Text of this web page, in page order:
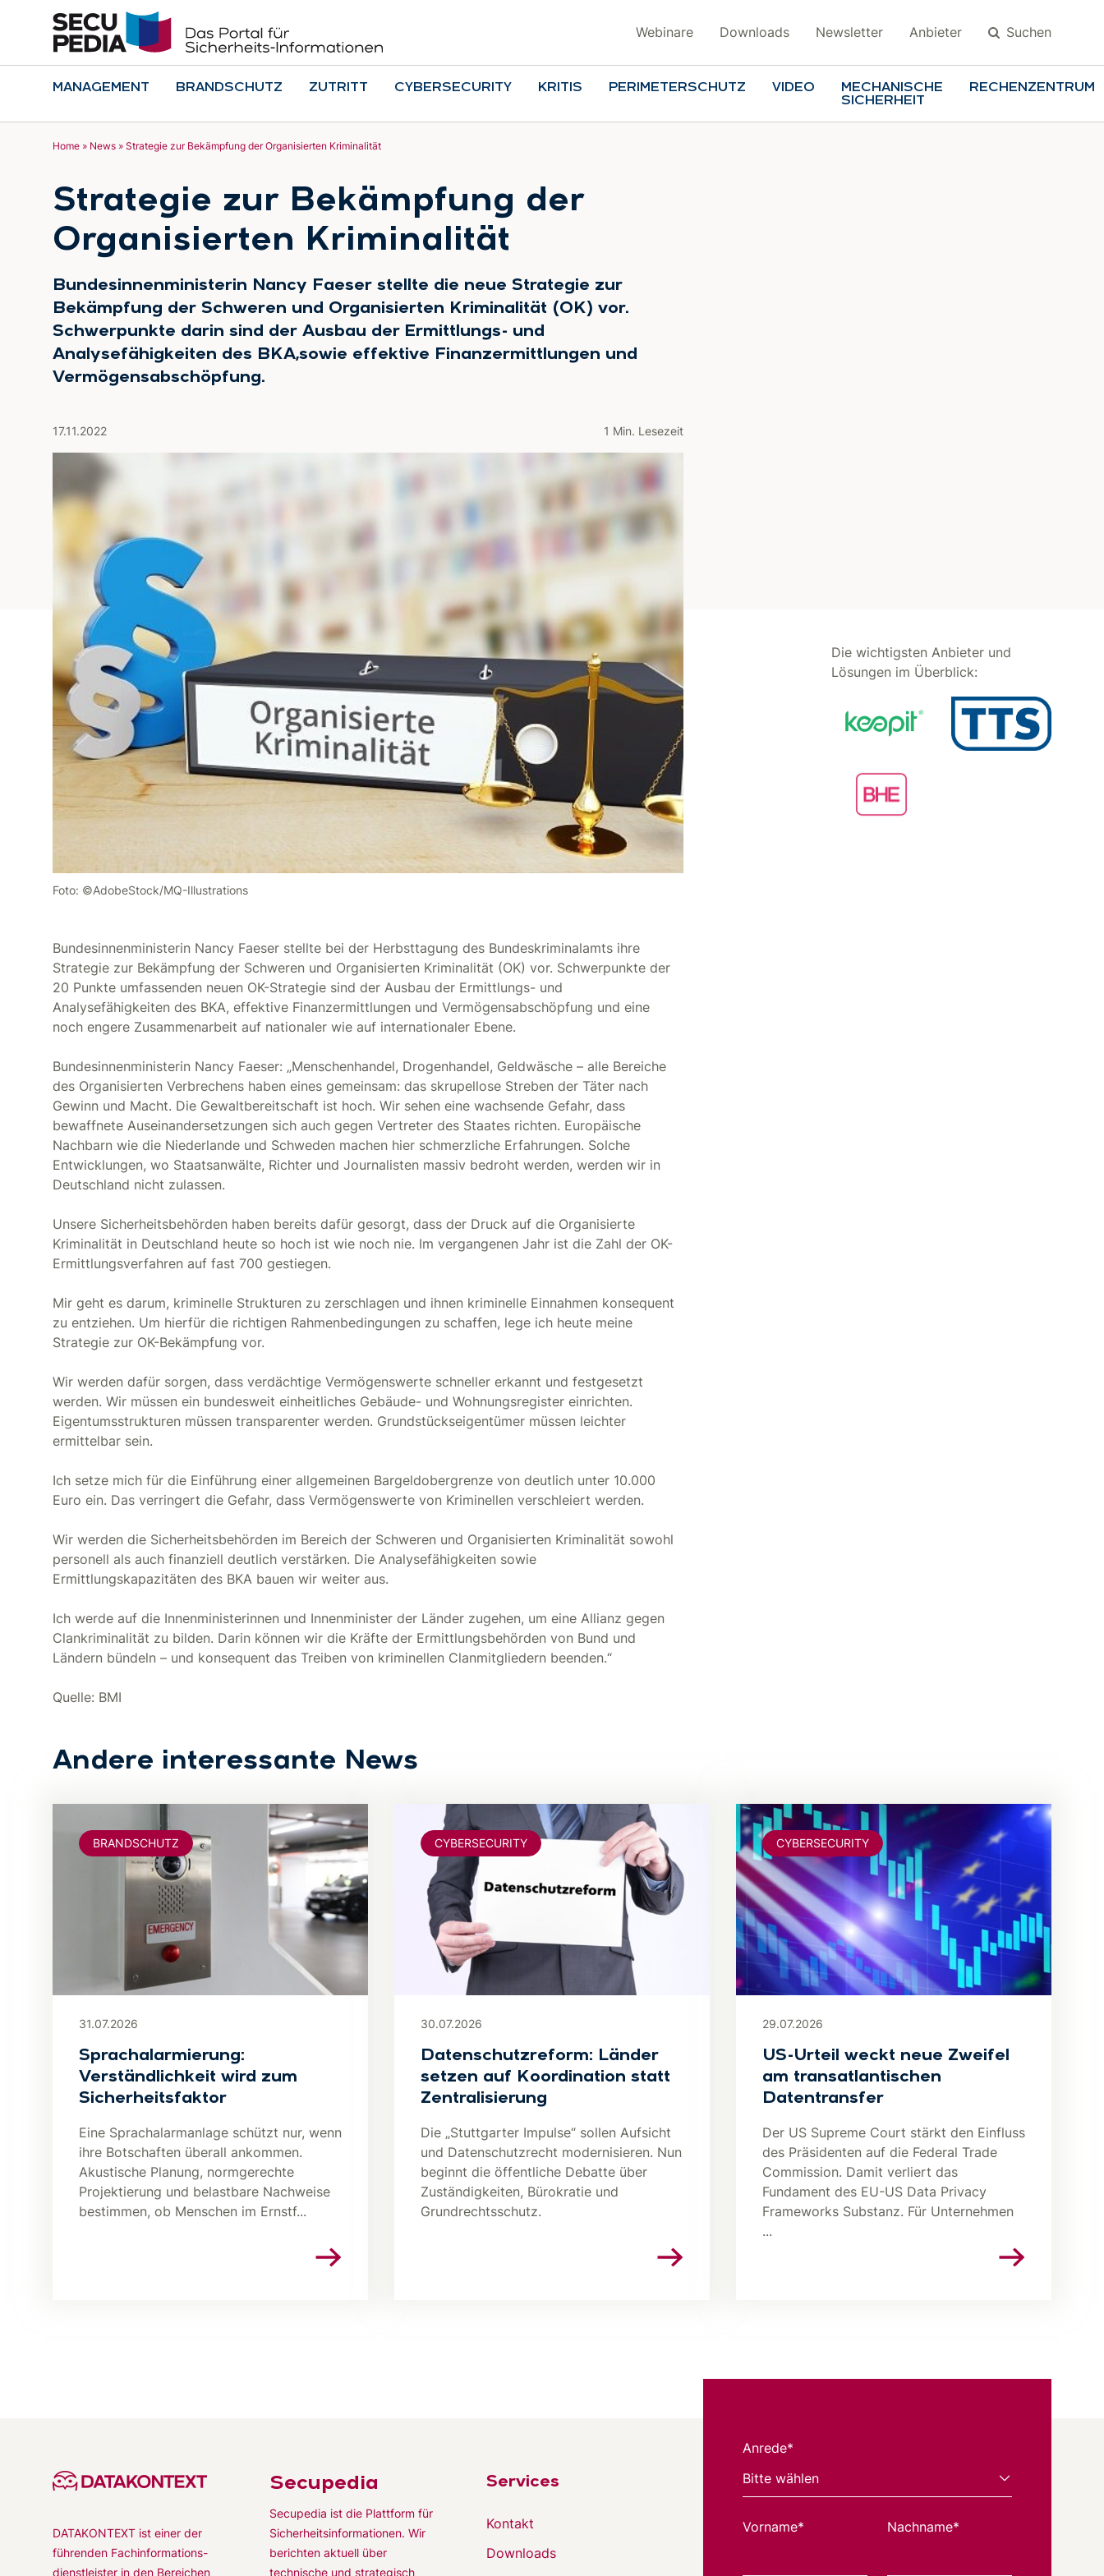
Webinare Downloads Newsletter Anbieter Suchen
MANAGEMENT BRANDSCHUTZ ZUTRITT CYBERSECURITY KRITIS PERIMETERSCHUTZ VIDEO
MECHANISCHE
SICHERHEIT
RECHENZENTRUM
Home » News » Strategie zur Bekämpfung der Organisierten Kriminalität
Strategie zur Bekämpfung der
Organisierten Kriminalität
Bundesinnenministerin Nancy Faeser stellte die neue Strategie zur
Bekämpfung der Schweren und Organisierten Kriminalität (OK) vor.
Schwerpunkte darin sind der Ausbau der Ermittlungs- und
Analysefähigkeiten des BKA,sowie effektive Finanzermittlungen und
Vermögensabschöpfung.
17.11.2022 1 Min. Lesezeit
Foto: ©AdobeStock/MQ-Illustrations
Bundesinnenministerin Nancy Faeser stellte bei der Herbsttagung des Bundeskriminalamts ihre
Strategie zur Bekämpfung der Schweren und Organisierten Kriminalität (OK) vor. Schwerpunkte der
20 Punkte umfassenden neuen OK-Strategie sind der Ausbau der Ermittlungs- und
Analysefähigkeiten des BKA, effektive Finanzermittlungen und Vermögensabschöpfung und eine
noch engere Zusammenarbeit auf nationaler wie auf internationaler Ebene.
Bundesinnenministerin Nancy Faeser: „Menschenhandel, Drogenhandel, Geldwäsche – alle Bereiche
des Organisierten Verbrechens haben eines gemeinsam: das skrupellose Streben der Täter nach
Gewinn und Macht. Die Gewaltbereitschaft ist hoch. Wir sehen eine wachsende Gefahr, dass
bewaffnete Auseinandersetzungen sich auch gegen Vertreter des Staates richten. Europäische
Nachbarn wie die Niederlande und Schweden machen hier schmerzliche Erfahrungen. Solche
Entwicklungen, wo Staatsanwälte, Richter und Journalisten massiv bedroht werden, werden wir in
Deutschland nicht zulassen.
Unsere Sicherheitsbehörden haben bereits dafür gesorgt, dass der Druck auf die Organisierte
Kriminalität in Deutschland heute so hoch ist wie noch nie. Im vergangenen Jahr ist die Zahl der OK-
Ermittlungsverfahren auf fast 700 gestiegen.
Mir geht es darum, kriminelle Strukturen zu zerschlagen und ihnen kriminelle Einnahmen konsequent
zu entziehen. Um hierfür die richtigen Rahmenbedingungen zu schaffen, lege ich heute meine
Strategie zur OK-Bekämpfung vor.
Wir werden dafür sorgen, dass verdächtige Vermögenswerte schneller erkannt und festgesetzt
werden. Wir müssen ein bundesweit einheitliches Gebäude- und Wohnungsregister einrichten.
Eigentumsstrukturen müssen transparenter werden. Grundstückseigentümer müssen leichter
ermittelbar sein.
Ich setze mich für die Einführung einer allgemeinen Bargeldobergrenze von deutlich unter 10.000
Euro ein. Das verringert die Gefahr, dass Vermögenswerte von Kriminellen verschleiert werden.
Wir werden die Sicherheitsbehörden im Bereich der Schweren und Organisierten Kriminalität sowohl
personell als auch finanziell deutlich verstärken. Die Analysefähigkeiten sowie
Ermittlungskapazitäten des BKA bauen wir weiter aus.
Ich werde auf die Innenministerinnen und Innenminister der Länder zugehen, um eine Allianz gegen
Clankriminalität zu bilden. Darin können wir die Kräfte der Ermittlungsbehörden von Bund und
Ländern bündeln – und konsequent das Treiben von kriminellen Clanmitgliedern beenden.“
Quelle: BMI
Die wichtigsten Anbieter und
Lösungen im Überblick:
Andere interessante News
31.07.2026
Sprachalarmierung:
Verständlichkeit wird zum
Sicherheitsfaktor
Eine Sprachalarmanlage schützt nur, wenn
ihre Botschaften überall ankommen.
Akustische Planung, normgerechte
Projektierung und belastbare Nachweise
bestimmen, ob Menschen im Ernstf...
BRANDSCHUTZ
30.07.2026
Datenschutzreform: Länder
setzen auf Koordination statt
Zentralisierung
Die „Stuttgarter Impulse“ sollen Aufsicht
und Datenschutzrecht modernisieren. Nun
beginnt die öffentliche Debatte über
Zuständigkeiten, Bürokratie und
Grundrechtsschutz.
CYBERSECURITY
29.07.2026
US-Urteil weckt neue Zweifel
am transatlantischen
Datentransfer
Der US Supreme Court stärkt den Einfluss
des Präsidenten auf die Federal Trade
Commission. Damit verliert das
Fundament des EU-US Data Privacy
Frameworks Substanz. Für Unternehmen
...
CYBERSECURITY
DATAKONTEXT ist einer der
führenden Fachinformations-
dienstleister in den Bereichen
Secupedia
Secupedia ist die Plattform für
Sicherheitsinformationen. Wir
berichten aktuell über
technische und strategisch
Services
Kontakt
Downloads
Anrede*
Vorname* Nachname*